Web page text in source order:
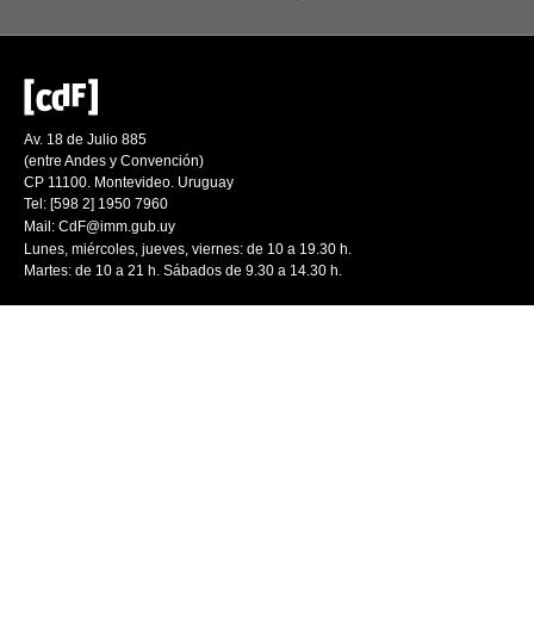
Av. 18 de Julio 885
(entre Andes y Convención)
CP 11100. Montevideo. Uruguay
Tel: [598 2] 1950 7960
Mail: CdF@imm.gub.uy
Lunes, miércoles, jueves, viernes: de 10 a 19.30 h.
Martes: de 10 a 21 h. Sábados de 9.30 a 14.30 h.